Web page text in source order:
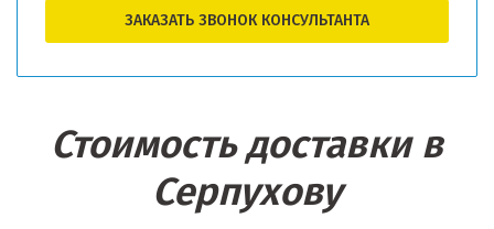
ЗАКАЗАТЬ ЗВОНОК КОНСУЛЬТАНТА
Стоимость доставки в
Серпухову